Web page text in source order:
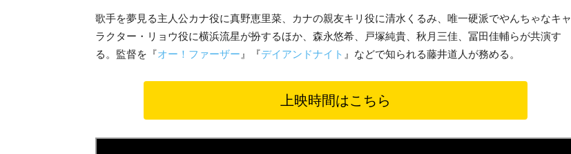
歌手を夢見る主人公カナ役に真野恵里菜、カナの親友キリ役に清水くるみ、唯一硬派でやんちゃなキャ
ラクター・リョウ役に横浜流星が扮するほか、森永悠希、戸塚純貴、秋月三佳、冨田佳輔らが共演す
る。監督を『オー！ファーザー 』『デイアンドナイト 』などで知られる藤井道人が務める。
上映時間はこちら